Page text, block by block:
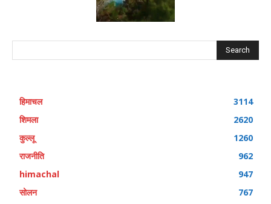
Search
हिमाचल
3114
शिमला
2620
कुल्लू
1260
राजनीति
962
himachal
947
सोलन
767